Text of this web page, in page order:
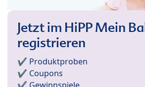
Jetzt im HiPP Mein
registrieren
✔️ Produktproben
✔️ Coupons